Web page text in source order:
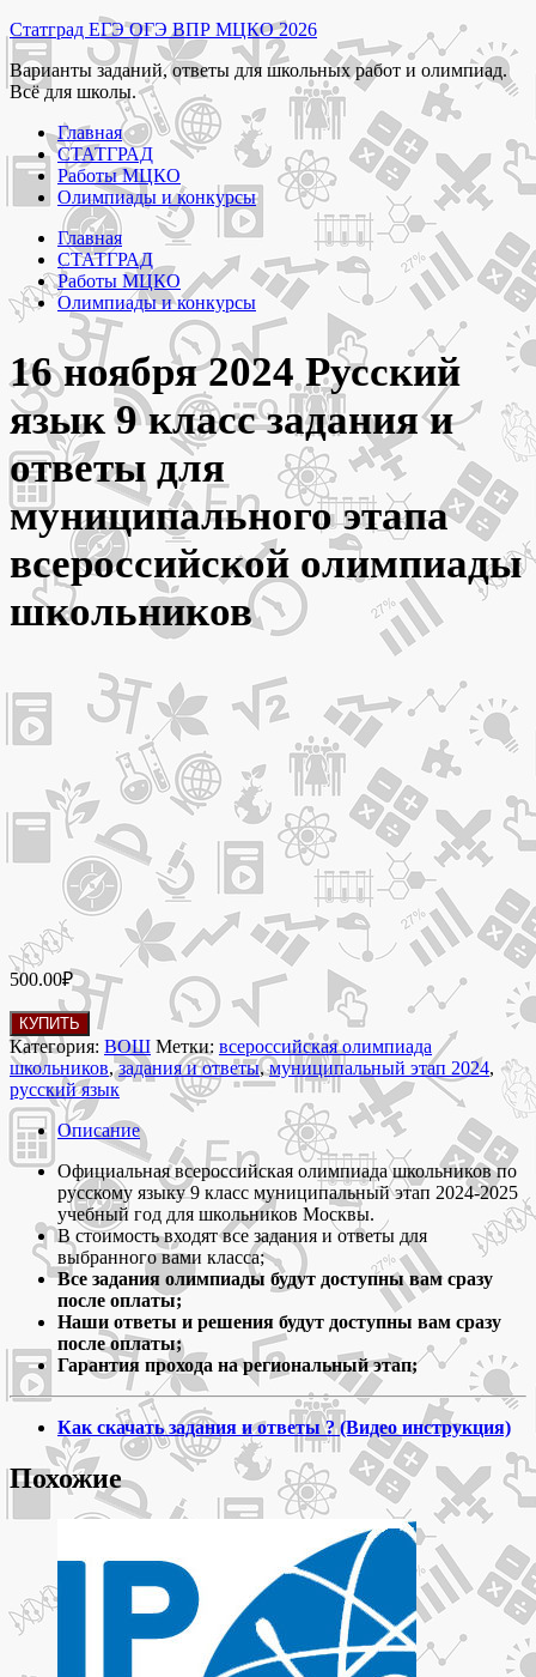
Перейти
к
содержимому
Статград ЕГЭ ОГЭ ВПР МЦКО 2026
Варианты заданий, ответы для школьных работ и олимпиад.
Всё для школы.
Главная
СТАТГРАД
Работы МЦКО
Олимпиады и конкурсы
Главная
СТАТГРАД
Работы МЦКО
Олимпиады и конкурсы
16 ноября 2024 Русский
язык 9 класс задания и
ответы для
муниципального этапа
всероссийской олимпиады
школьников
500.00₽
Количество
товара
16
ноября
2024
Русский
язык
9
задания
ответы
муниципального
этапа
всероссийской
олимпиады
школьников
КУПИТЬ
Категория: ВОШ Метки: всероссийская олимпиада
школьников,задания и ответы,муниципальный этап 2024,
русский язык
Описание
Официальная всероссийская олимпиада школьников по
русскому языку 9 класс муниципальный этап 2024-2025
учебный год для школьников Москвы.
В стоимость входят все задания и ответы для
выбранного вами класса;
Все задания олимпиады будут доступны вам сразу
после оплаты;
Наши ответы и решения будут доступны вам сразу
после оплаты;
Гарантия прохода на региональный этап;
Как скачать задания и ответы ? (Видео инструкция)
Похожие